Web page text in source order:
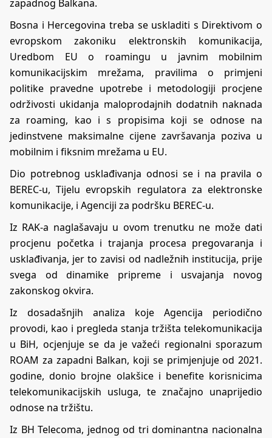
zapadnog Balkana.
Bosna i Hercegovina treba se uskladiti s Direktivom o
evropskom zakoniku elektronskih komunikacija,
Uredbom EU o roamingu u javnim mobilnim
komunikacijskim mrežama, pravilima o primjeni
politike pravedne upotrebe i metodologiji procjene
održivosti ukidanja maloprodajnih dodatnih naknada
za roaming, kao i s propisima koji se odnose na
jedinstvene maksimalne cijene završavanja poziva u
mobilnim i fiksnim mrežama u EU.
Dio potrebnog usklađivanja odnosi se i na pravila o
BEREC-u, Tijelu evropskih regulatora za elektronske
komunikacije, i Agenciji za podršku BEREC-u.
Iz RAK-a naglašavaju u ovom trenutku ne može dati
procjenu početka i trajanja procesa pregovaranja i
usklađivanja, jer to zavisi od nadležnih institucija, prije
svega od dinamike pripreme i usvajanja novog
zakonskog okvira.
Iz dosadašnjih analiza koje Agencija periodično
provodi, kao i pregleda stanja tržišta telekomunikacija
u BiH, ocjenjuje se da je važeći regionalni sporazum
ROAM za zapadni Balkan, koji se primjenjuje od 2021.
godine, donio brojne olakšice i benefite korisnicima
telekomunikacijskih usluga, te značajno unaprijedio
odnose na tržištu.
Iz BH Telecoma, jednog od tri dominantna nacionalna